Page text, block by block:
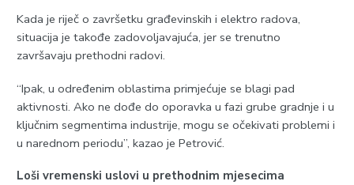
Kada je riječ o završetku građevinskih i elektro radova,
situacija je takođe zadovoljavajuća, jer se trenutno
završavaju prethodni radovi.
“Ipak, u određenim oblastima primjećuje se blagi pad
aktivnosti. Ako ne dođe do oporavka u fazi grube gradnje i u
ključnim segmentima industrije, mogu se očekivati problemi i
u narednom periodu”, kazao je Petrović.
Loši vremenski uslovi u prethodnim mjesecima